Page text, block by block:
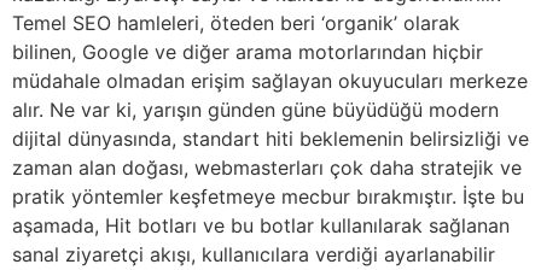
Temel SEO hamleleri, öteden beri ‘organik’ olarak
bilinen, Google ve diğer arama motorlarından hiçbir
müdahale olmadan erişim sağlayan okuyucuları merkeze
alır. Ne var ki, yarışın günden güne büyüdüğü modern
dijital dünyasında, standart hiti beklemenin belirsizliği ve
zaman alan doğası, webmasterları çok daha stratejik ve
pratik yöntemler keşfetmeye mecbur bırakmıştır. İşte bu
aşamada, Hit botları ve bu botlar kullanılarak sağlanan
sanal ziyaretçi akışı, kullanıcılara verdiği ayarlanabilir